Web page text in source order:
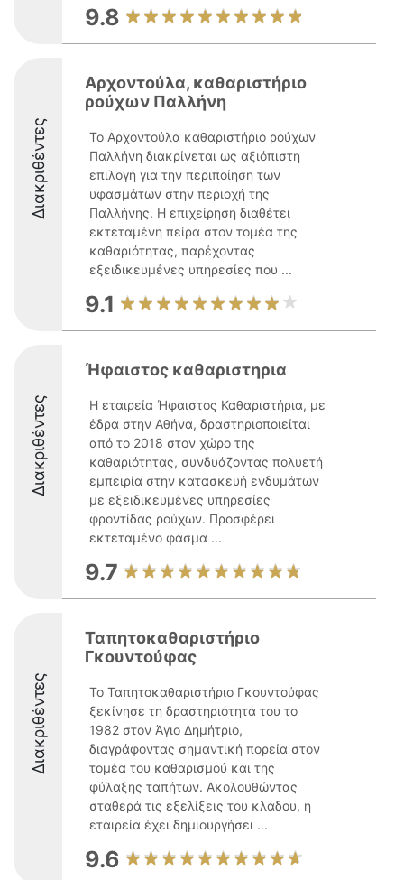
9.8
Διακριθέντες
Αρχοντούλα, καθαριστήριο
ρούχων Παλλήνη
Το Αρχοντούλα καθαριστήριο ρούχων
Παλλήνη διακρίνεται ως αξιόπιστη
επιλογή για την περιποίηση των
υφασμάτων στην περιοχή της
Παλλήνης. Η επιχείρηση διαθέτει
εκτεταμένη πείρα στον τομέα της
καθαριότητας, παρέχοντας
εξειδικευμένες υπηρεσίες που ...
9.1
Διακριθέντες
Ήφαιστος καθαριστηρια
Η εταιρεία Ήφαιστος Καθαριστήρια, με
έδρα στην Αθήνα, δραστηριοποιείται
από το 2018 στον χώρο της
καθαριότητας, συνδυάζοντας πολυετή
εμπειρία στην κατασκευή ενδυμάτων
με εξειδικευμένες υπηρεσίες
φροντίδας ρούχων. Προσφέρει
εκτεταμένο φάσμα ...
9.7
Διακριθέντες
Ταπητοκαθαριστήριο
Γκουντούφας
Το Ταπητοκαθαριστήριο Γκουντούφας
ξεκίνησε τη δραστηριότητά του το
1982 στον Άγιο Δημήτριο,
διαγράφοντας σημαντική πορεία στον
τομέα του καθαρισμού και της
φύλαξης ταπήτων. Ακολουθώντας
σταθερά τις εξελίξεις του κλάδου, η
εταιρεία έχει δημιουργήσει ...
9.6